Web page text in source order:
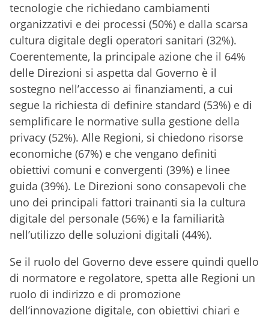
tecnologie che richiedano cambiamenti
organizzativi e dei processi (50%) e dalla scarsa
cultura digitale degli operatori sanitari (32%).
Coerentemente, la principale azione che il 64%
delle Direzioni si aspetta dal Governo è il
sostegno nell’accesso ai finanziamenti, a cui
segue la richiesta di definire standard (53%) e di
semplificare le normative sulla gestione della
privacy (52%). Alle Regioni, si chiedono risorse
economiche (67%) e che vengano definiti
obiettivi comuni e convergenti (39%) e linee
guida (39%). Le Direzioni sono consapevoli che
uno dei principali fattori trainanti sia la cultura
digitale del personale (56%) e la familiarità
nell’utilizzo delle soluzioni digitali (44%).
Se il ruolo del Governo deve essere quindi quello
di normatore e regolatore, spetta alle Regioni un
ruolo di indirizzo e di promozione
dell’innovazione digitale, con obiettivi chiari e